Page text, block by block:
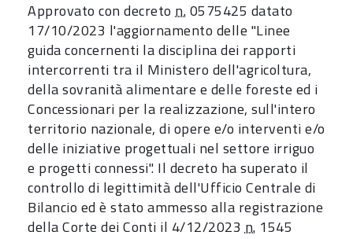
Approvato con decreton.0575425 datato
17/10/2023 l'aggiornamento delle "Linee
guida concernenti la disciplina dei rapporti
intercorrenti tra il Ministero dell'agricoltura,
della sovranità alimentare e delle foreste ed i
Concessionari per la realizzazione, sull'intero
territorio nazionale, di opere e/o interventi e/o
delle iniziative progettuali nel settore irriguo
e progetti connessi". Il decreto ha superato il
controllo di legittimità dell'Ufficio Centrale di
Bilancio ed è stato ammesso alla registrazione
della Corte dei Conti il 4/12/2023n. 1545